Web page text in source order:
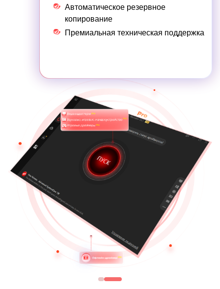
Автоматическое резервное
копирование
Премиальная техническая поддержка